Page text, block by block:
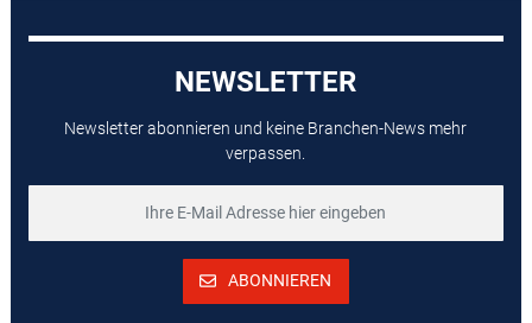
NEWSLETTER
Newsletter abonnieren und keine Branchen-News mehr
verpassen.
ABONNIEREN